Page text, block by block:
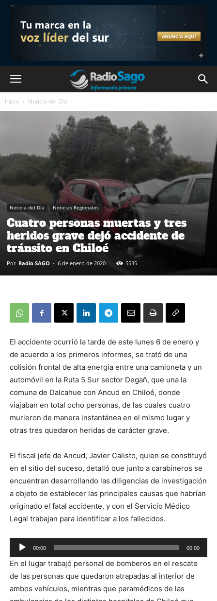
Inicio Noticia del Día
Noticia del Día Noticias Regionales
Cuatro personas muertas y tres
heridos grave dejó accidente de
tránsito en Chiloé
Por Radio SAGO - 6 de enero de 2020 5535
El accidente ocurrió la tarde de este lunes 6 de enero y
de acuerdo a los primeros informes, se trató de una
colisión frontal de alta energía entre una camioneta y un
automóvil en la Ruta 5 Sur sector Degañ, que una la
comuna de Dalcahue con Ancud en Chiloé, donde
viajaban en total ocho personas, de las cuales cuatro
murieron de manera instantánea en el mismo lugar y
otras tres quedaron heridas de carácter grave.
El fiscal jefe de Ancud, Javier Calisto, quien se constituyó
en el sitio del suceso, detalló que junto a carabineros se
encuentran desarrollando las diligencias de investigación
a objeto de establecer las principales causas que habrían
originado el fatal accidente, y con el Servicio Médico
Legal trabajan para identificar a los fallecidos.
Reproductor
de
audio
00:00 00:00
En el lugar trabajó personal de bomberos en el rescate
de las personas que quedaron atrapadas al interior de
ambos vehículos, mientras que paramédicos de las